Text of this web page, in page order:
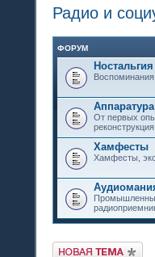
Радио и
ФОРУМ
Ностальгия
От первых
Хамфесты
Хамфесты,
Новая тема